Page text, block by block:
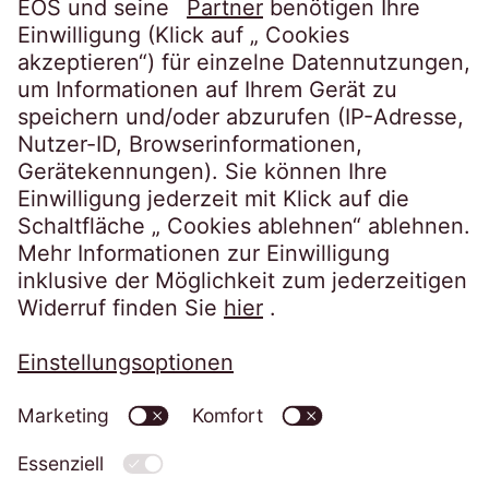
Karriere
Folgen Sie uns auf
Datenschutzerklärung